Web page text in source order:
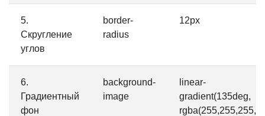
5.
Скругление
углов
border-
radius
12px
6.
Градиентный
фон
background-
image
linear-
gradient(135deg,